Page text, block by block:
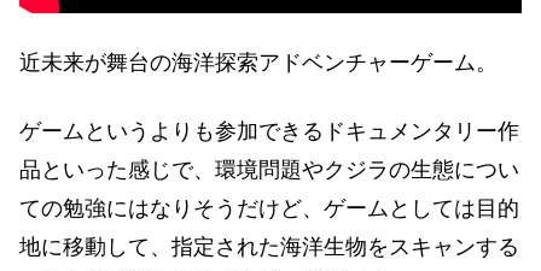
近未来が舞台の海洋探索アドベンチャーゲーム。
ゲームというよりも参加できるドキュメンタリー作
品といった感じで、環境問題やクジラの生態につい
ての勉強にはなりそうだけど、ゲームとしては目的
地に移動して、指定された海洋生物をスキャンする